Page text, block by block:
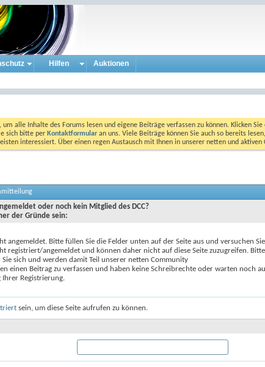
Hilfen Auktionen
, um alle Inhalte des Forums lesen und eigene Beiträge verfassen zu können. Klicken
sich bitte per Kontaktformular an uns. Viele Beiträge können Sie auch so bereits
interessiert. Über einen regen Austausch mit Ihnen in unserer netten und
oder noch kein Mitglied des DCC?
der Gründe sein:
angemeldet. Bitte füllen Sie die Felder unten auf der Seite aus und versuchen
registriert/angemeldet und können daher nicht auf diese Seite zuzugreifen. Bitte
sich und werden damit Teil unserer netten Community
einen Beitrag zu verfassen und haben keine Schreibrechte oder warten noch
Registrierung.
sein, um diese Seite aufrufen zu können.